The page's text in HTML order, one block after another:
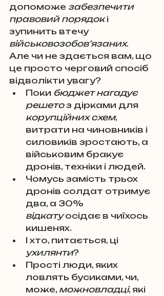
допоможе забезпечити
правовий порядок і
зупинить втечу
військовозобов’язаних.
Але чи не здається вам, що
це просто черговий спосіб
відволікти увагу?
Поки бюджет нагадує
решето з дірками для
корупційних схем,
витрати на чиновників і
силовиків зростають, а
військовим бракує
дронів, техніки і людей.
Чомусь замість трьох
дронів солдат отримує
два, а 30%
відкату осідає в чиїхось
кишенях.
І хто, питається, ці
ухилянти?
Прості люди, яких
ловлять бусиками, чи,
може, можновладці, які